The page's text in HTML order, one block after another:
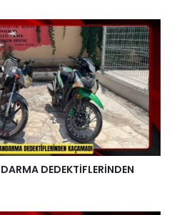
DEDEKTİFLERİNDEN